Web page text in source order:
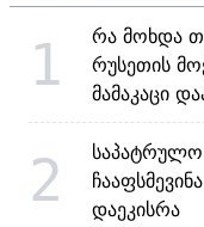
1
რა მოხდა
რუსეთის
მამაკაცი
2
საპატრულო
დაეკისრა